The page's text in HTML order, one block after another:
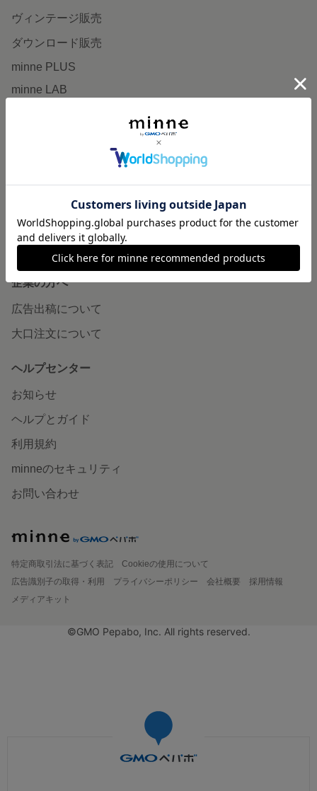
ヴィンテージ販売
ダウンロード販売
minne PLUS
minne LAB
minne学習帖
ニュース
minneの本
企業の方へ
広告出稿について
大口注文について
ヘルプセンター
お知らせ
ヘルプとガイド
利用規約
minneのセキュリティ
お問い合わせ
特定商取引法に基づく表記
Cookieの使用について
広告識別子の取得・利用
プライバシーポリシー 会社概要
採用情報
メディアキット
©GMO Pepabo, Inc. All rights reserved.